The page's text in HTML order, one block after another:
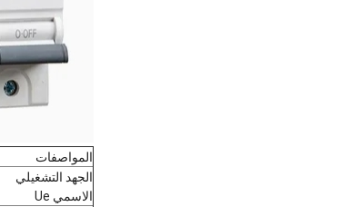
المواصفات
الجهد التشغيلي
الاسمي Ue